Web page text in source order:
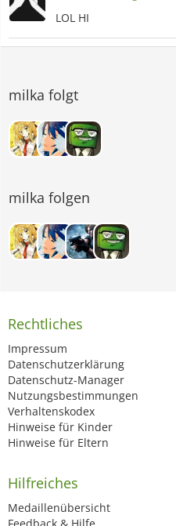
LOL HI
milka folgt
milka folgen
Rechtliches
Impressum
Datenschutzerklärung
Datenschutz-Manager
Nutzungsbestimmungen
Verhaltenskodex
Hinweise für Kinder
Hinweise für Eltern
Hilfreiches
Medaillenübersicht